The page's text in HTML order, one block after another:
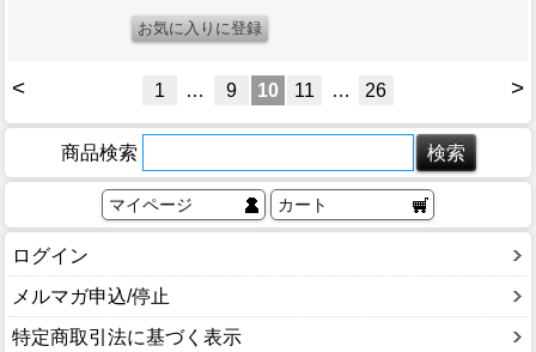
< >
1 … 9 10 11 … 26
商品検索
マイページ カート
ログイン
メルマガ申込/停止
特定商取引法に基づく表示